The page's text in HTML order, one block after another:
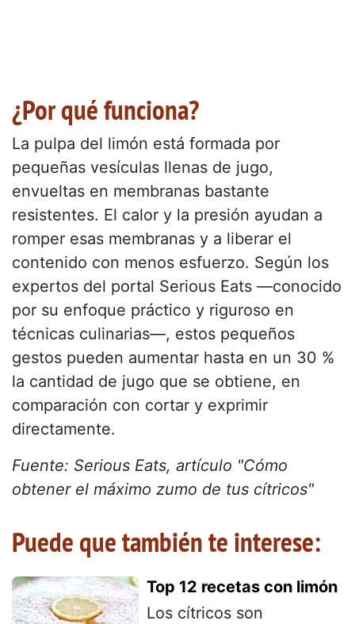
¿Por qué funciona?
La pulpa del limón está formada por
pequeñas vesículas llenas de jugo,
envueltas en membranas bastante
resistentes. El calor y la presión ayudan a
romper esas membranas y a liberar el
contenido con menos esfuerzo. Según los
expertos del portal Serious Eats —conocido
por su enfoque práctico y riguroso en
técnicas culinarias—, estos pequeños
gestos pueden aumentar hasta en un 30 %
la cantidad de jugo que se obtiene, en
comparación con cortar y exprimir
directamente.
Fuente: Serious Eats, artículo "Cómo
obtener el máximo zumo de tus cítricos"
Puede que también te interese:
Top 12 recetas con limón
Los cítricos son